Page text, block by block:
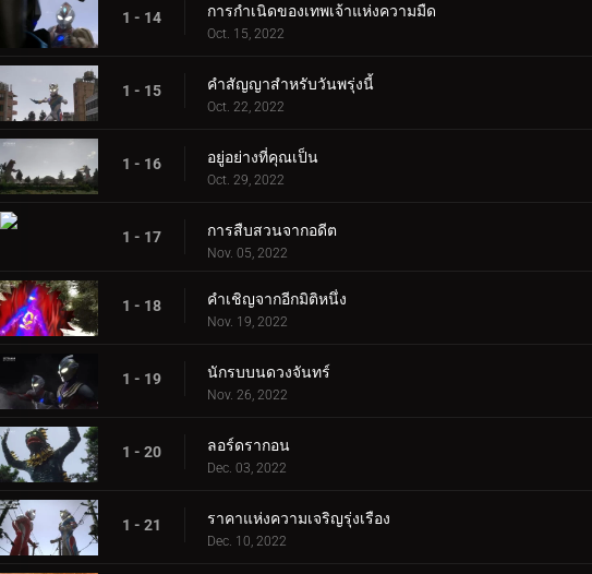
1 - 14 การกำเนิดของเทพเจ้าแห่งความมืด
Oct. 15, 2022
1 - 15 คำสัญญาสำหรับวันพรุ่งนี้
Oct. 22, 2022
1 - 16 อยู่อย่างที่คุณเป็น
Oct. 29, 2022
1 - 17 การสืบสวนจากอดีต
Nov. 05, 2022
1 - 18 คำเชิญจากอีกมิติหนึ่ง
Nov. 19, 2022
1 - 19 นักรบบนดวงจันทร์
Nov. 26, 2022
1 - 20 ลอร์ดรากอน
Dec. 03, 2022
1 - 21 ราคาแห่งความเจริญรุ่งเรือง
Dec. 10, 2022